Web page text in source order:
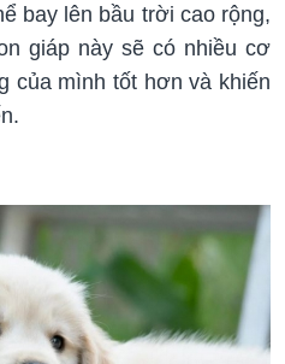
bay lên bầu trời cao rộng,
giáp này sẽ có nhiều cơ
của mình tốt hơn và khiến